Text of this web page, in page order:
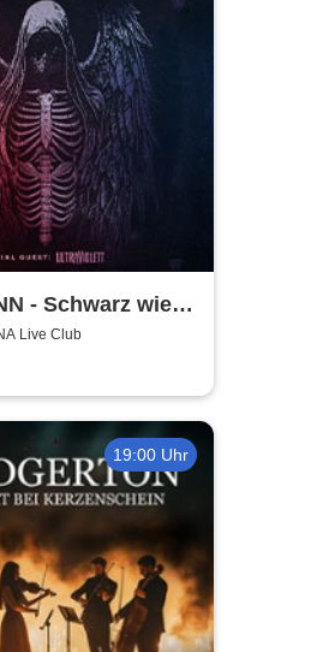
- Schwarz wie
2026
Live Club
19:00 Uhr